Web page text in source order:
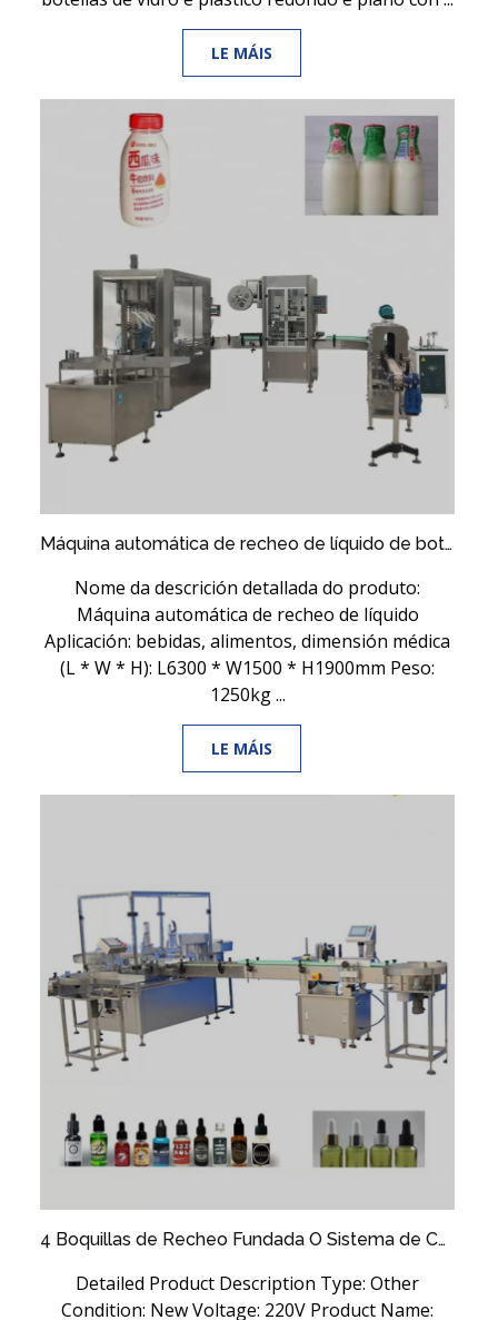
LE MÁIS
Máquina automática de recheo de líquido de botella de plástico / vidro usada para bebidas / alimentos / médicos
Nome da descrición detallada do produto:
Máquina automática de recheo de líquido
Aplicación: bebidas, alimentos, dimensión médica
(L * W * H): L6300 * W1500 * H1900mm Peso:
1250kg ...
LE MÁIS
4 Boquillas de Recheo Fundada O Sistema de Control de PLC, máquina de recheo de aceite esencial
Detailed Product Description Type: Other
Condition: New Voltage: 220V Product Name: